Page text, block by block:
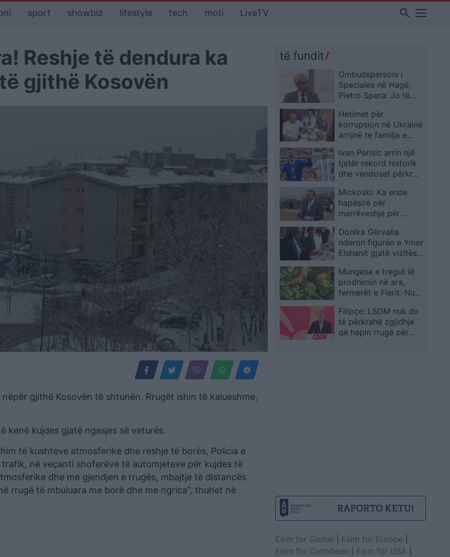
sport showbiz lifestyle tech moti LiveTV search
Reshje të dendura ka
gjithë Kosovën
gjithë Kosovën të shtunën. Rrugët ishin të kalueshme,
kenë kujdes gjatë ngasjes së veturës.
të kushteve atmosferike dhe reshje të borës, Policia e
në veçanti shoferëve të automjeteve për kujdes të
dhe me gjendjen e rrugës, mbajtje të distancës
rrugë të mbuluara me borë dhe me ngrica”, thuhet në
të fundit
Ombudspersoni i
Speciales në Hagë,
Pietro Spera: Jo të
paraburgosurit kanë
pranuar të më takojnë
Hetimet për
korrupsion në Ukrainë
arrijnë te familja e
u zbulohen 11 milionë
dollarë dhe i cilësojnë
“dhurata”
Ivan Perisic arrin një
tjetër rekord historik
dhe vendoset përkrah
Botës
Mickoski: Ka ende
hapësirë për
marrëveshje për
diasporës
Donika Gërvalla
nderon figurën e Ymer
Elshanit gjatë vizitës
Poklek të Drenasit
Mungesa e tregut lë
prodhimin në ara,
fermerët e Fierit: Nuk
ndërhyrje urgjente
Filipçe: LSDM nuk do
të përkrahë zgjidhje
që hapin rrugë për
Esim for Global Esim for Europe
Esim for Caribbean
Esim for USA